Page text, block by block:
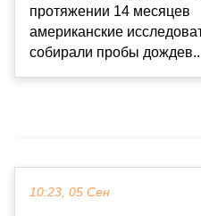
протяжении 14 месяцев
американские
собирали пробы
10:23, 05 Сен